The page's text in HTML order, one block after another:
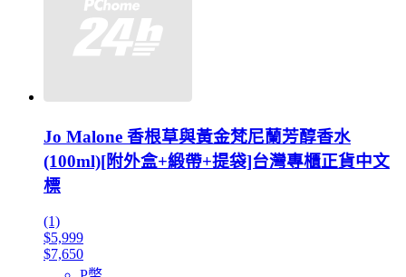
Jo Malone 香根草與黃金梵尼蘭芳醇香水
(100ml)[附外盒+緞帶+提袋]台灣專櫃正貨中文
標
(1)
$5,999
$7,650